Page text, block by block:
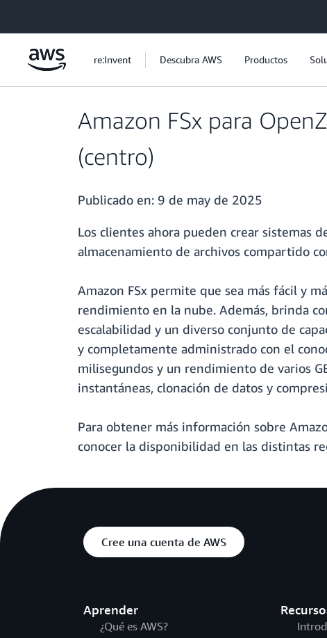
re:Invent Descubra AWS Productos
Amazon FSx para
(centro)
Publicado en: 9 de may de 2025
Los clientes ahora pueden crear sistemas
almacenamiento de archivos compartido
Amazon FSx permite que sea más fácil y
rendimiento en la nube. Además, brinda
escalabilidad y un diverso conjunto de
y completamente administrado con el
milisegundos y un rendimiento de varios
instantáneas, clonación de datos y
Para obtener más información sobre
conocer la disponibilidad en las distintas
Cree una cuenta de AWS
Aprender
¿Qué es AWS?